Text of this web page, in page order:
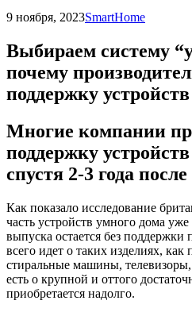
9 ноября, 2023SmartHome
Выбираем систему
почему
поддержку устройств
Многие компании
поддержку
спустя 2-3 года
Как показало исследование
часть устройств умного дома уже
выпуска остается без поддержки
всего идет о таких изделиях,
стиральные машины,
есть о крупной и оттого
приобретается надолго.